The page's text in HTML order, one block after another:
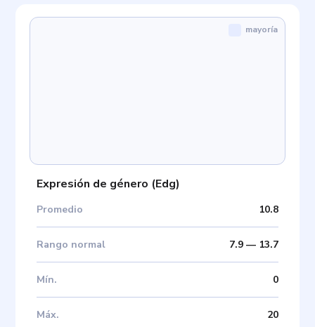
Expresión de género (Edg)
Promedio 10.8
Rango normal 7.9— 13.7
Mín. 0
Máx. 20
mayoría